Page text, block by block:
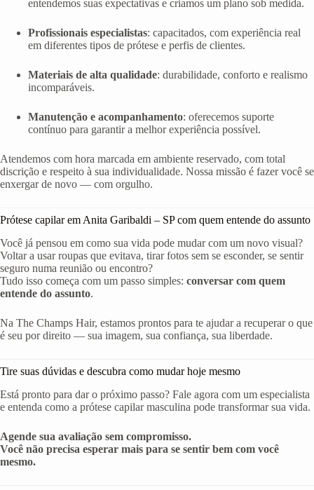
entendemos suas expectativas e criamos um plano sob medida.
Profissionais especialistas: capacitados, com experiência real
em diferentes tipos de prótese e perfis de clientes.
Materiais de alta qualidade: durabilidade, conforto e realismo
incomparáveis.
Manutenção e acompanhamento: oferecemos suporte
contínuo para garantir a melhor experiência possível.
Atendemos com hora marcada em ambiente reservado, com total
discrição e respeito à sua individualidade. Nossa missão é fazer você se
enxergar de novo — com orgulho.
Prótese capilar em Anita Garibaldi – SP com quem entende do assunto
Você já pensou em como sua vida pode mudar com um novo visual?
Voltar a usar roupas que evitava, tirar fotos sem se esconder, se sentir
seguro numa reunião ou encontro?
Tudo isso começa com um passo simples: conversar com quem
entende do assunto.
Na The Champs Hair, estamos prontos para te ajudar a recuperar o que
é seu por direito — sua imagem, sua confiança, sua liberdade.
Tire suas dúvidas e descubra como mudar hoje mesmo
Está pronto para dar o próximo passo? Fale agora com um especialista
e entenda como a prótese capilar masculina pode transformar sua vida.
Agende sua avaliação sem compromisso.
Você não precisa esperar mais para se sentir bem com você
mesmo.